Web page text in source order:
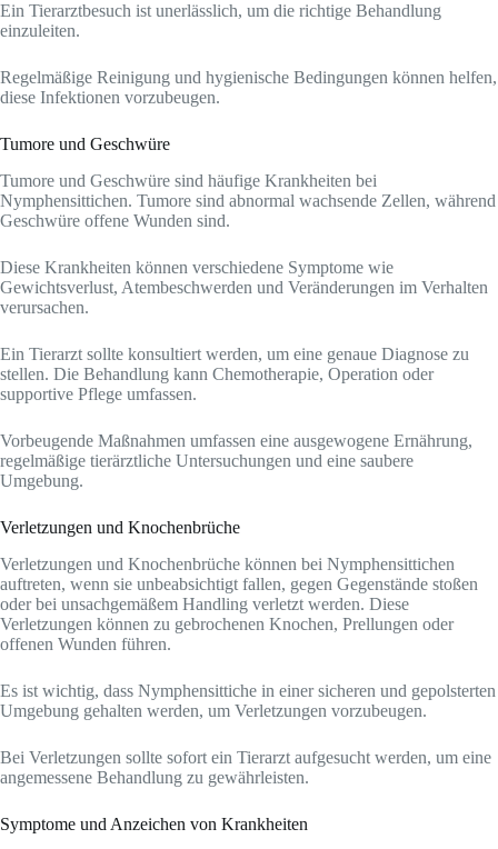
Ein Tierarztbesuch ist unerlässlich, um die richtige Behandlung
einzuleiten.
Regelmäßige Reinigung und hygienische Bedingungen können helfen,
diese Infektionen vorzubeugen.
Tumore und Geschwüre
Tumore und Geschwüre sind häufige Krankheiten bei
Nymphensittichen. Tumore sind abnormal wachsende Zellen, während
Geschwüre offene Wunden sind.
Diese Krankheiten können verschiedene Symptome wie
Gewichtsverlust, Atembeschwerden und Veränderungen im Verhalten
verursachen.
Ein Tierarzt sollte konsultiert werden, um eine genaue Diagnose zu
stellen. Die Behandlung kann Chemotherapie, Operation oder
supportive Pflege umfassen.
Vorbeugende Maßnahmen umfassen eine ausgewogene Ernährung,
regelmäßige tierärztliche Untersuchungen und eine saubere
Umgebung.
Verletzungen und Knochenbrüche
Verletzungen und Knochenbrüche können bei Nymphensittichen
auftreten, wenn sie unbeabsichtigt fallen, gegen Gegenstände stoßen
oder bei unsachgemäßem Handling verletzt werden. Diese
Verletzungen können zu gebrochenen Knochen, Prellungen oder
offenen Wunden führen.
Es ist wichtig, dass Nymphensittiche in einer sicheren und gepolsterten
Umgebung gehalten werden, um Verletzungen vorzubeugen.
Bei Verletzungen sollte sofort ein Tierarzt aufgesucht werden, um eine
angemessene Behandlung zu gewährleisten.
Symptome und Anzeichen von Krankheiten